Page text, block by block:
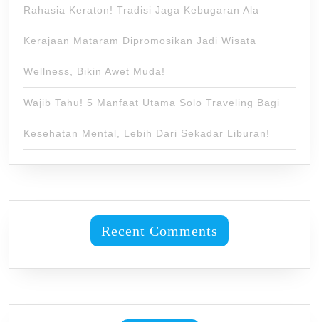
Rahasia Keraton! Tradisi Jaga Kebugaran Ala
Kerajaan Mataram Dipromosikan Jadi Wisata
Wellness, Bikin Awet Muda!
Wajib Tahu! 5 Manfaat Utama Solo Traveling Bagi
Kesehatan Mental, Lebih Dari Sekadar Liburan!
Recent Comments